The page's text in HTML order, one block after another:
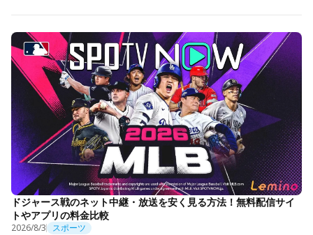
ドジャース戦のネット中継・放送を安く見る方法！無料配信サイ
トやアプリの料金比較
2026/8/3 スポーツ